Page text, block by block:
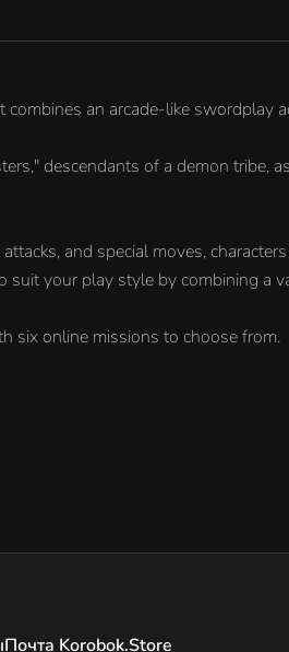
an arcade-like
descendants of a demon
and special moves,
suit your play style by combining a
six online missions to choose from.
Почта Korobok.Store